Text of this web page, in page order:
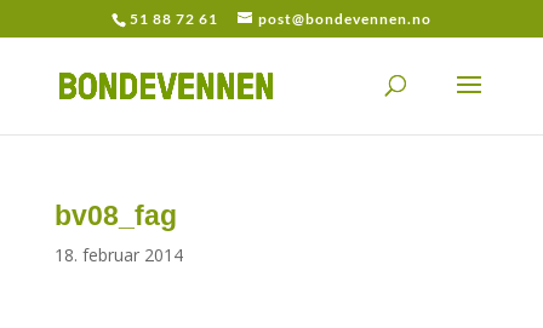
51 88 72 61 post@bondevennen.no
bv08_fag
18. februar 2014